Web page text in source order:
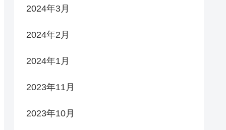
2024年3月
2024年2月
2024年1月
2023年11月
2023年10月